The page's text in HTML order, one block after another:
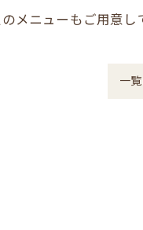
メニューもご用意
一